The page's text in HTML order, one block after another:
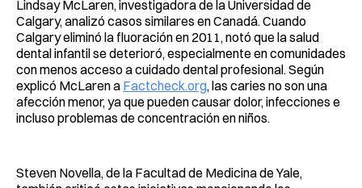
Lindsay McLaren, investigadora de la Universidad de
Calgary, analizó casos similares en Canadá. Cuando
Calgary eliminó la fluoración en 2011, notó que la salud
dental infantil se deterioró, especialmente en comunidades
con menos acceso a cuidado dental profesional. Según
explicó McLaren a Factcheck.org, las caries no son una
afección menor, ya que pueden causar dolor, infecciones e
incluso problemas de concentración en niños.
Steven Novella, de la Facultad de Medicina de Yale,